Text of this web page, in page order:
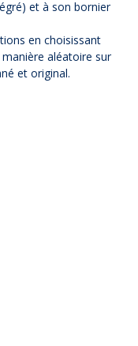
et à son bornier
en choisissant
aléatoire sur
et original.